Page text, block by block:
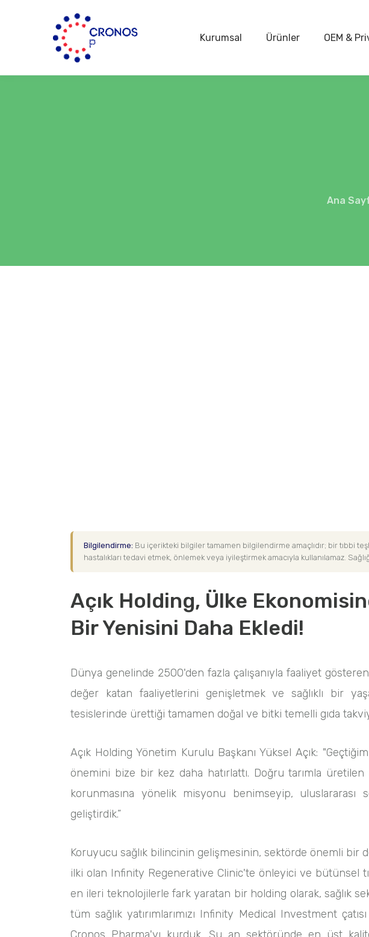
Kurumsal Ürünler OEM &
Ana
Bilgilendirme: Bu içerikteki bilgiler tamamen bilgilendirme amaçlıdır; bir tıbbi
hastalıkları tedavi etmek, önlemek veya iyileştirmek amacıyla kullanılamaz.
Açık Holding, Ülke
Bir Yenisini Daha Ekledi!
Dünya genelinde 2500'den fazla çalışanıyla faaliyet
değer katan faaliyetlerini genişletmek ve sağlıklı bir
tesislerinde ürettiği tamamen doğal ve bitki temelli gıda
Açık Holding Yönetim Kurulu Başkanı Yüksel Açık:
önemini bize bir kez daha hatırlattı. Doğru tarımla üretilen
korunmasına yönelik misyonu benimseyip,
geliştirdik.”
Koruyucu sağlık bilincinin gelişmesinin, sektörde önemli bir
ilki olan Infinity Regenerative Clinic'te önleyici ve bütünsel
en ileri teknolojilerle fark yaratan bir holding olarak, sağlık
tüm sağlık yatırımlarımızı Infinity Medical Investment